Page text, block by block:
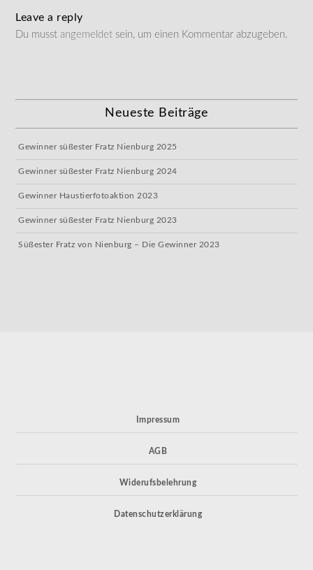
Leave a reply
Du musstangemeldet sein, um einen Kommentar abzugeben.
Neueste Beiträge
Gewinner süßester Fratz Nienburg 2025
Gewinner süßester Fratz Nienburg 2024
Gewinner Haustierfotoaktion 2023
Gewinner süßester Fratz Nienburg 2023
Süßester Fratz von Nienburg – Die Gewinner 2023
Impressum
AGB
Widerufsbelehrung
Datenschutzerklärung